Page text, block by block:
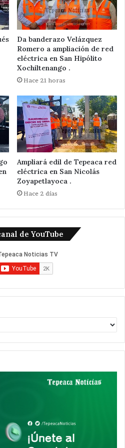
Da banderazo Velázquez
Romero a ampliación de red
eléctrica en San Hipólito
Xochiltenango .
Hace 21 horas
Ampliará edil de Tepeaca red
eléctrica en San Nicolás
Zoyapetlayoca .
Hace 2 días
de YouTube